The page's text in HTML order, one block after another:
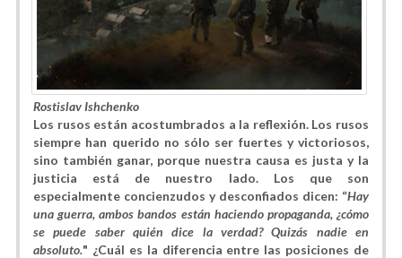
Rostislav Ishchenko
Los rusos están acostumbrados a la reflexión. Los rusos
siempre han querido no sólo ser fuertes y victoriosos,
sino también ganar, porque nuestra causa es justa y la
justicia está de nuestro lado. Los que son
especialmente concienzudos y desconfiados dicen: “Hay
una guerra, ambos bandos están haciendo propaganda, ¿cómo
se puede saber quién dice la verdad? Quizás nadie en
absoluto." ¿Cuál es la diferencia entre las posiciones de